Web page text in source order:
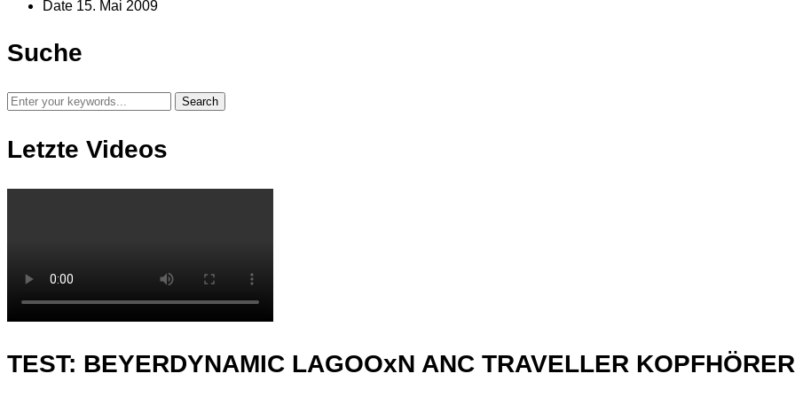
Date 15. Mai 2009
Suche
Letzte Videos
TEST: BEYERDYNAMIC LAGOOxN ANC TRAVELLER KOPFHÖRER